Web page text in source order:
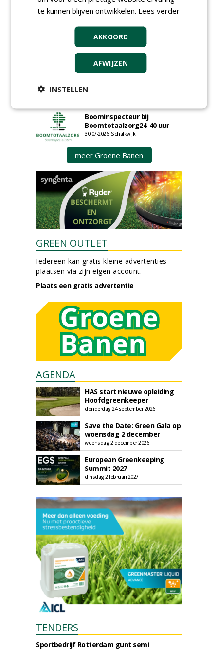
DSV zaden Nederland B.V.
Allround
magazijnmedewerker
(fulltime) bij DSV zaden
Nederland B.V.
06-08-2026, Ven Zelderheide
Boomtotaalzorg32-40 uur
Boominspecteur bij
Boomtotaalzorg24-40 uur
30-07-2026, Schalkwijk
meer Groene Banen
GREEN OUTLET
Iedereen kan gratis kleine advertenties
plaatsen via zijn eigen account.
Plaats een gratis advertentie
AGENDA
HAS start nieuwe opleiding
Hoofdgreenkeeper
donderdag 24 september 2026
Save the Date: Green Gala op
woensdag 2 december
woensdag 2 december 2026
European Greenkeeping
Summit 2027
dinsdag 2 februari 2027
TENDERS
Sportbedrijf Rotterdam gunt semi
te kunnen blijven ontwikkelen. Lees verder
AKKOORD
AFWIJZEN
INSTELLEN